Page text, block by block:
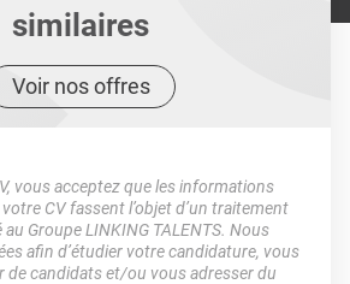
similaires
Voir nos offres
vous acceptez que les informations
CV fassent l’objet d’un traitement
Groupe LINKING TALENTS. Nous
afin d’étudier votre candidature, vous
de candidats et/ou vous adresser du